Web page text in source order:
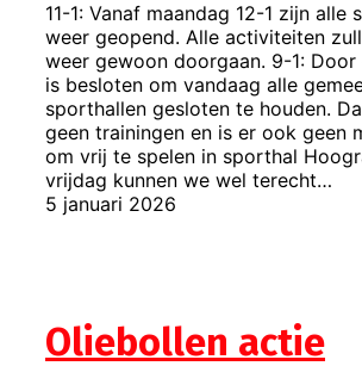
11-1: Vanaf maandag 12-1 zijn alle
weer geopend. Alle activiteiten
weer gewoon doorgaan. 9-1: Door
is besloten om vandaag alle
sporthallen gesloten te houden.
geen trainingen en is er ook geen
om vrij te spelen in sporthal
vrijdag kunnen we wel terecht…
5 januari 2026
Oliebollen actie